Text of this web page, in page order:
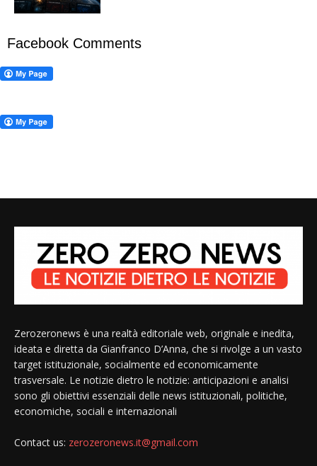
Facebook Comments
Zerozeronews è una realtà editoriale web, originale e inedita,
ideata e diretta da Gianfranco D’Anna, che si rivolge a un vasto
target istituzionale, socialmente ed economicamente
trasversale. Le notizie dietro le notizie: anticipazioni e analisi
sono gli obiettivi essenziali delle news istituzionali, politiche,
economiche, sociali e internazionali
Contact us: zerozeronews.it@gmail.com